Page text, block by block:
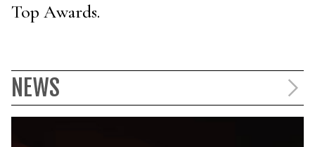
Top Awards.
NEWS